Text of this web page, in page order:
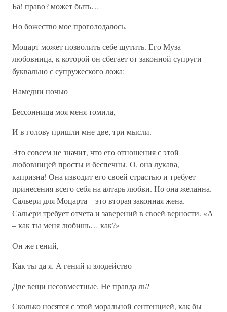
Ба! право? может быть…
Но божество мое проголодалось.
Моцарт может позволить себе шутить. Его Муза –
любовница, к которой он сбегает от законной супруги
буквально с супружеского ложа:
Намедни ночью
Бессонница моя меня томила,
И в голову пришли мне две, три мысли.
Это совсем не значит, что его отношения с этой
любовницей просты и беспечны. О, она лукава,
капризна! Она изводит его своей страстью и требует
принесения всего себя на алтарь любви. Но она желанна.
Сальери для Моцарта – это вторая законная жена.
Сальери требует отчета и заверений в своей верности. «А
– как ты меня любишь… как?»
Он же гений,
Как ты да я. А гений и злодейство —
Две вещи несовместные. Не правда ль?
Сколько носятся с этой моральной сентенцией, как бы